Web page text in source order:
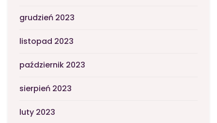
grudzień 2023
listopad 2023
październik 2023
sierpień 2023
luty 2023